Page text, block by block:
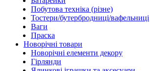
Побутова техніка (різне)
Тостери/бутербродниці/вафельниці
Ваги
Праска
Новорічні товари
Новорічні елементи декору
Гірлянди